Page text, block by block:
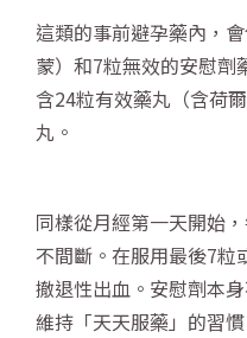
這類的事前避孕藥內，
蒙）和7粒無效的安慰劑
含24粒有效藥丸（含荷
丸。
同樣從月經第一天開始
不間斷。在服用最後7粒
撤退性出血。安慰劑本
維持「天天服藥」的習